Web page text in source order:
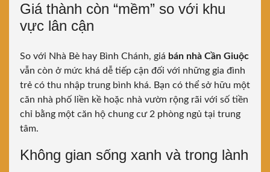
Giá thành còn “mềm” so với khu
vực lân cận
So với Nhà Bè hay Bình Chánh, giá bán nhà Cần Giuộc
vẫn còn ở mức khá dễ tiếp cận đối với những gia đình
trẻ có thu nhập trung bình khá. Bạn có thể sở hữu một
căn nhà phố liền kề hoặc nhà vườn rộng rãi với số tiền
chỉ bằng một căn hộ chung cư 2 phòng ngủ tại trung
tâm.
Không gian sống xanh và trong lành